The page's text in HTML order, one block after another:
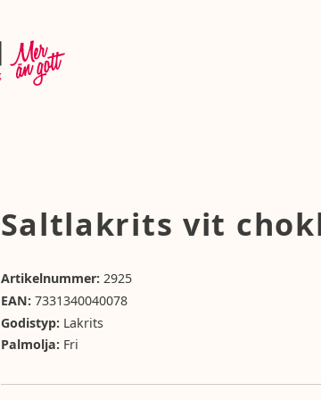
Saltlakrits vit
Artikelnummer:2925
EAN:7331340040078
Godistyp:Lakrits
Palmolja:Fri